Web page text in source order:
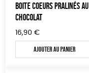
BOITE COEURS PRALINÉS AU
CHOCOLAT
16,90 €
Ajouter au panier